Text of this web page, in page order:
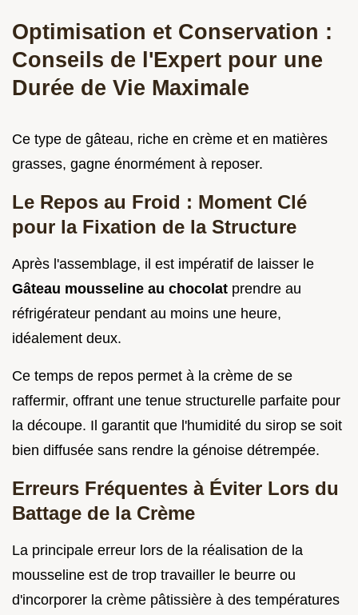
Optimisation et Conservation :
Conseils de l'Expert pour une
Durée de Vie Maximale
Ce type de gâteau, riche en crème et en matières
grasses, gagne énormément à reposer.
Le Repos au Froid : Moment Clé
pour la Fixation de la Structure
Après l'assemblage, il est impératif de laisser le
Gâteau mousseline au chocolat prendre au
réfrigérateur pendant au moins une heure,
idéalement deux.
Ce temps de repos permet à la crème de se
raffermir, offrant une tenue structurelle parfaite pour
la découpe. Il garantit que l'humidité du sirop se soit
bien diffusée sans rendre la génoise détrempée.
Erreurs Fréquentes à Éviter Lors du
Battage de la Crème
La principale erreur lors de la réalisation de la
mousseline est de trop travailler le beurre ou
d'incorporer la crème pâtissière à des températures